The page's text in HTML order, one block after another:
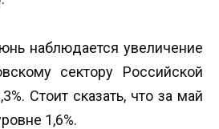
наблюдается увеличение
сектору Российской
Стоит сказать, что за май
1,6%.